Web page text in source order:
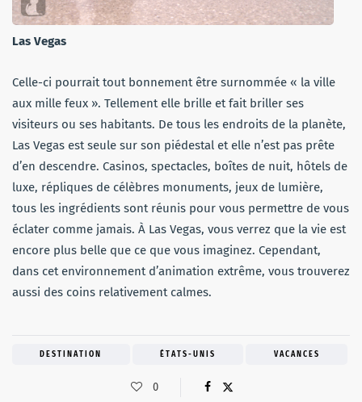
Las Vegas
Celle-ci pourrait tout bonnement être surnommée « la ville
aux mille feux ». Tellement elle brille et fait briller ses
visiteurs ou ses habitants. De tous les endroits de la planète,
Las Vegas est seule sur son piédestal et elle n’est pas prête
d’en descendre. Casinos, spectacles, boîtes de nuit, hôtels de
luxe, répliques de célèbres monuments, jeux de lumière,
tous les ingrédients sont réunis pour vous permettre de vous
éclater comme jamais. À Las Vegas, vous verrez que la vie est
encore plus belle que ce que vous imaginez. Cependant,
dans cet environnement d’animation extrême, vous trouverez
aussi des coins relativement calmes.
DESTINATION ÉTATS-UNIS VACANCES
0